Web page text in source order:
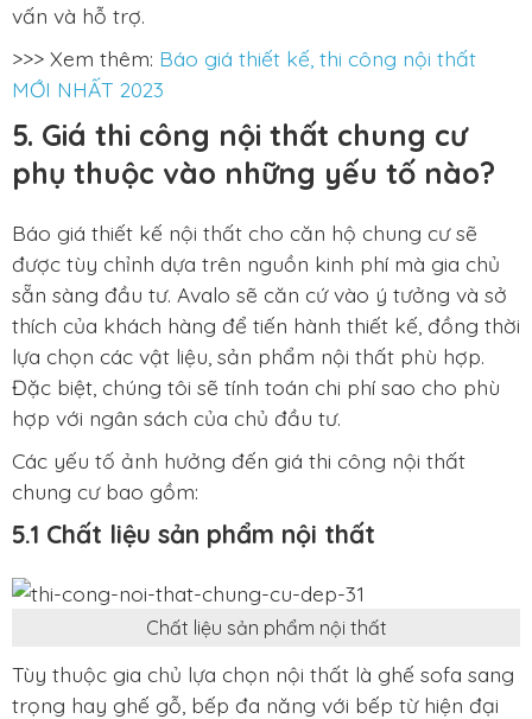
vấn và hỗ trợ.
>>> Xem thêm: Báo giá thiết kế, thi công nội thất
MỚI NHẤT 2023
5. Giá thi công nội thất chung cư
phụ thuộc vào những yếu tố nào?
Báo giá thiết kế nội thất cho căn hộ chung cư sẽ
được tùy chỉnh dựa trên nguồn kinh phí mà gia chủ
sẵn sàng đầu tư. Avalo sẽ căn cứ vào ý tưởng và sở
thích của khách hàng để tiến hành thiết kế, đồng thời
lựa chọn các vật liệu, sản phẩm nội thất phù hợp.
Đặc biệt, chúng tôi sẽ tính toán chi phí sao cho phù
hợp với ngân sách của chủ đầu tư.
Các yếu tố ảnh hưởng đến giá thi công nội thất
chung cư bao gồm:
5.1 Chất liệu sản phẩm nội thất
Chất liệu sản phẩm nội thất
Tùy thuộc gia chủ lựa chọn nội thất là ghế sofa sang
trọng hay ghế gỗ, bếp đa năng với bếp từ hiện đại